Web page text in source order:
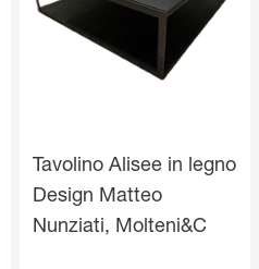
Tavolino Alisee in legno
Design Matteo
Nunziati, Molteni&C